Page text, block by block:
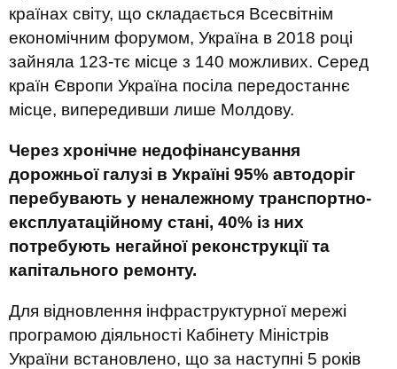
країнах світу, що складається Всесвітнім
економічним форумом, Україна в 2018 році
зайняла 123-тє місце з 140 можливих. Серед
країн Європи Україна посіла передостаннє
місце, випередивши лише Молдову.
Через хронічне недофінансування
дорожньої галузі в Україні 95% автодоріг
перебувають у неналежному транспортно-
експлуатаційному стані, 40% із них
потребують негайної реконструкції та
капітального ремонту.
Для відновлення інфраструктурної мережі
програмою діяльності Кабінету Міністрів
України встановлено, що за наступні 5 років